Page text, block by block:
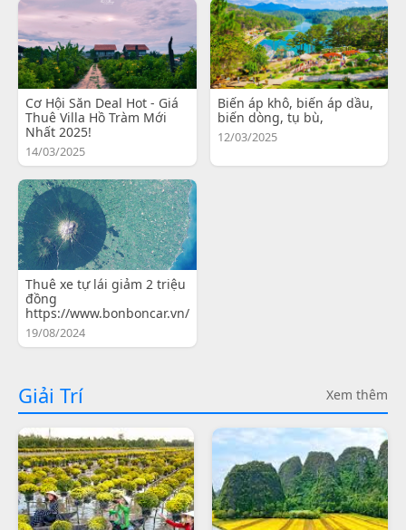
Cơ Hội Săn Deal Hot - Giá
Thuê Villa Hồ Tràm Mới
Nhất 2025!
14/03/2025
Biến áp khô, biến áp dầu,
biến dòng, tụ bù,
12/03/2025
Thuê xe tự lái giảm 2 triệu
đồng
https://www.bonboncar.vn/
19/08/2024
Giải Trí Xem thêm